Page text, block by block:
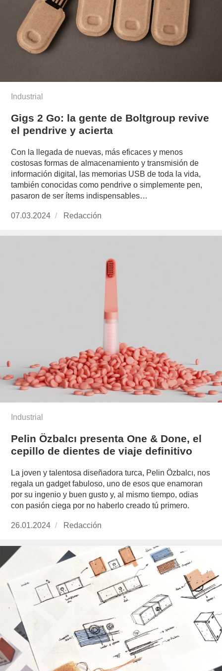
Industrial
Gigs 2 Go: la gente de Boltgroup revive
el pendrive y acierta
Con la llegada de nuevas, más eficaces y menos
costosas formas de almacenamiento y transmisión de
información digital, las memorias USB de toda la vida,
también conocidas como pendrive o simplemente pen,
pasaron de ser ítems indispensables…
Publicado
07.03.2024 https://www.experimenta.es/author/redaccion/
Redacción
Industrial
Pelin Özbalcı presenta One & Done, el
cepillo de dientes de viaje definitivo
La joven y talentosa diseñadora turca, Pelin Özbalcı, nos
regala un gadget fabuloso, uno de esos que enamoran
por su ingenio y buen gusto y, al mismo tiempo, odias
con pasión ciega por no haberlo creado tú primero.
Publicado
26.01.2024 https://www.experimenta.es/author/redaccion/
Redacción